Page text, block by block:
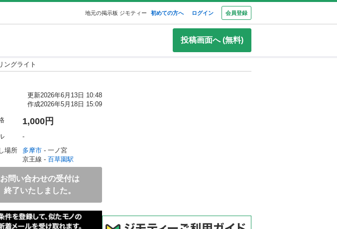
地元の掲示板 ジモティー 初めての方へ ログイン 会員登録
投稿画面へ (無料)
ングライト
更新2026年6月13日 10:48
作成2026年5月18日 15:09
1,000円
-
場所
多摩市 - 一ノ宮
京王線 - 百草園駅
お問い合わせの受付は
終了いたしました。